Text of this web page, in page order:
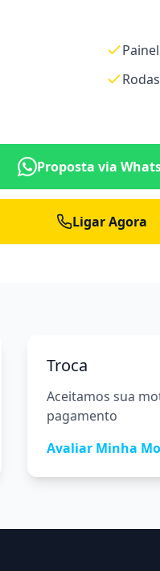
Proposta via
Ligar Agora
Troca
Aceitamos sua
pagamento
Avaliar Minha